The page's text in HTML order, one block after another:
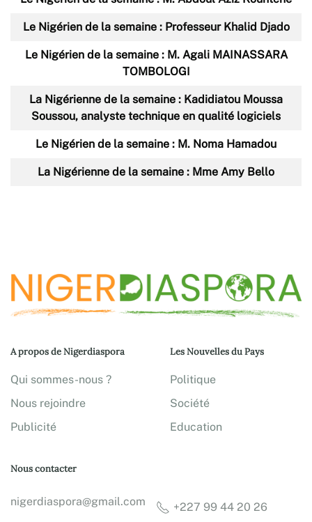
Le Nigérien de la semaine : Professeur Khalid Djado
Le Nigérien de la semaine : M. Agali MAINASSARA
TOMBOLOGI
La Nigérienne de la semaine : Kadidiatou Moussa
Soussou, analyste technique en qualité logiciels
Le Nigérien de la semaine : M. Noma Hamadou
La Nigérienne de la semaine : Mme Amy Bello
A propos de Nigerdiaspora
Qui sommes-nous ?
Nous rejoindre
Publicité
Les Nouvelles du Pays
Politique
Société
Education
Nous contacter
nigerdiaspora@gmail.com +227 99 44 20 26